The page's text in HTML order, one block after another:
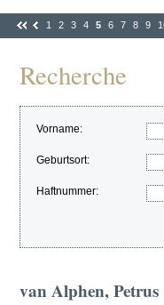
1 2 3 4 5 6 7 8 9
Recherche
Vorname:
Geburtsort:
Haftnummer:
van Alphen, Petrus